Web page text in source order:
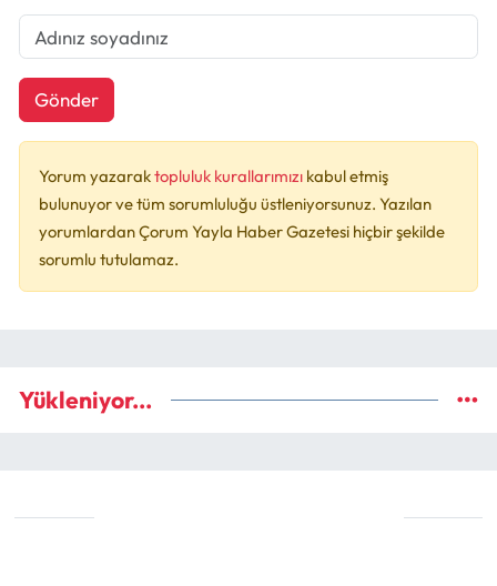
Gönder
Yorum yazaraktopluluk kurallarımızı kabul etmiş
bulunuyor ve tüm sorumluluğu üstleniyorsunuz. Yazılan
yorumlardan Çorum Yayla Haber Gazetesi hiçbir şekilde
sorumlu tutulamaz.
Yükleniyor...